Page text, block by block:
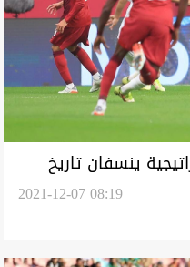
ينسفان تاريخ
2021-12-07 08:19